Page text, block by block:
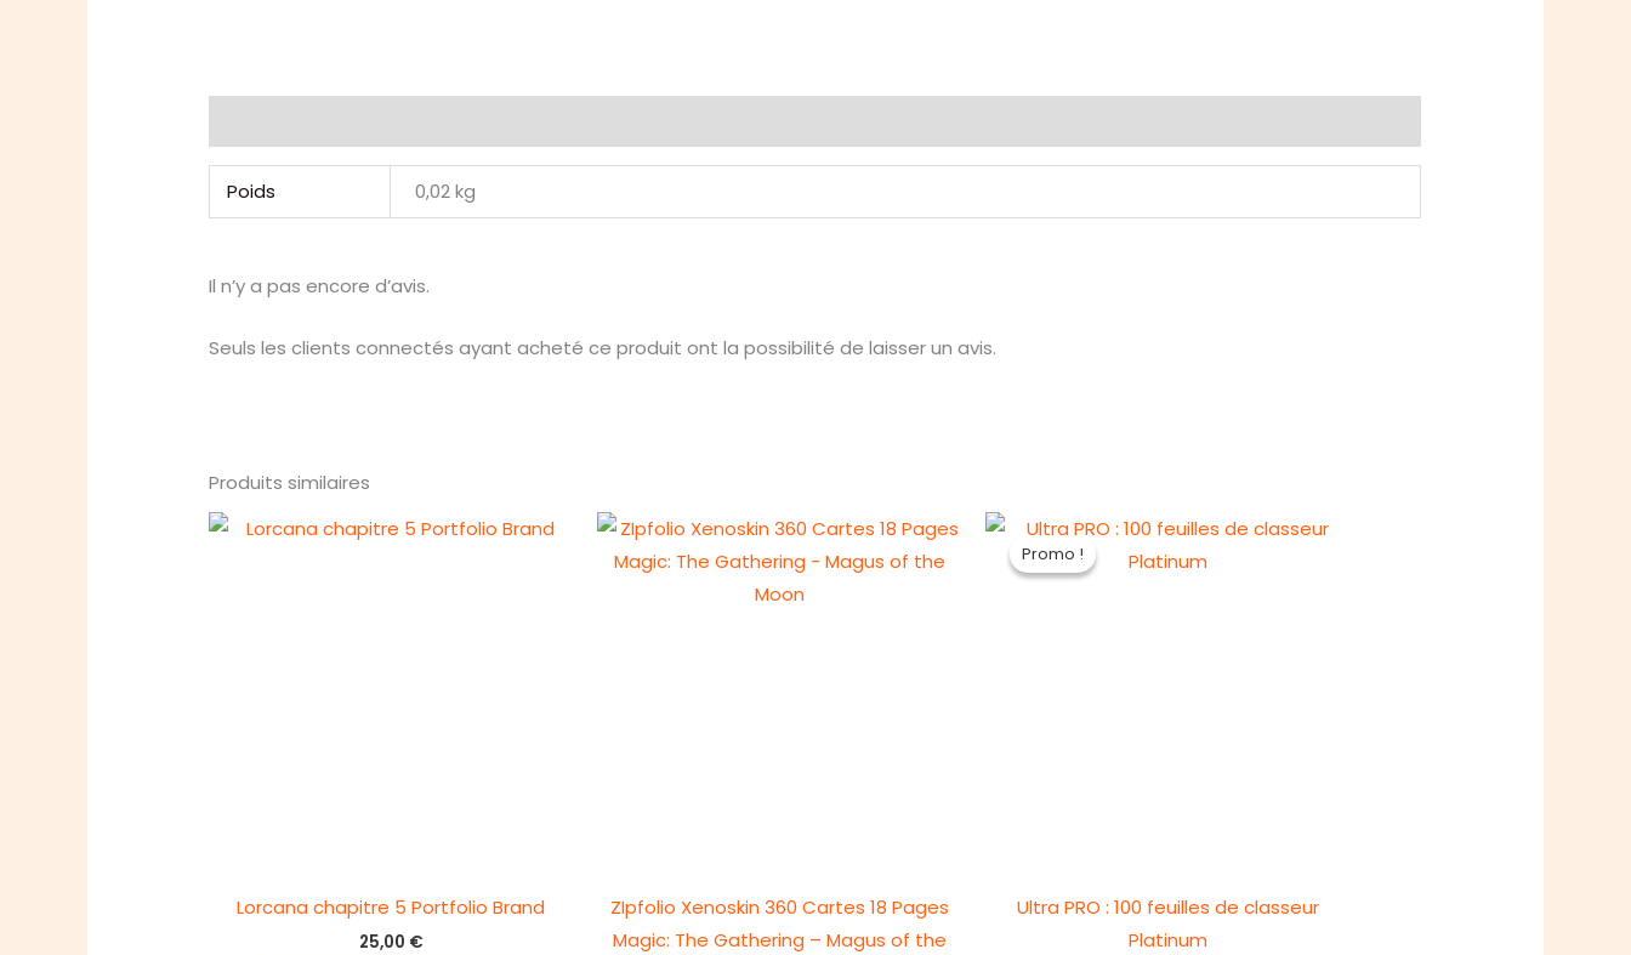
de
Platinum
Poids 0,02 kg
Il n’y a pas encore d’avis.
Seuls les clients connectés ayant acheté ce produit ont la possibilité de laisser un avis.
Produits similaires
Lorcana chapitre 5 Portfolio Brand
25,00 €
ZIpfolio Xenoskin 360 Cartes 18 Pages
Magic: The Gathering – Magus of the
Promo !
Promo !
Ultra PRO : 100 feuilles de classeur
Platinum